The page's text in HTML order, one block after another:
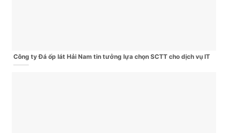
Công ty Đá ốp lát Hải Nam tin tưởng lựa chọn SCTT cho dịch vụ IT